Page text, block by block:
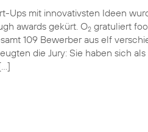
Ups mit innovativsten Ideen
awards gekürt. O2 gratuliert
109 Bewerber aus elf
die Jury: Sie haben sich